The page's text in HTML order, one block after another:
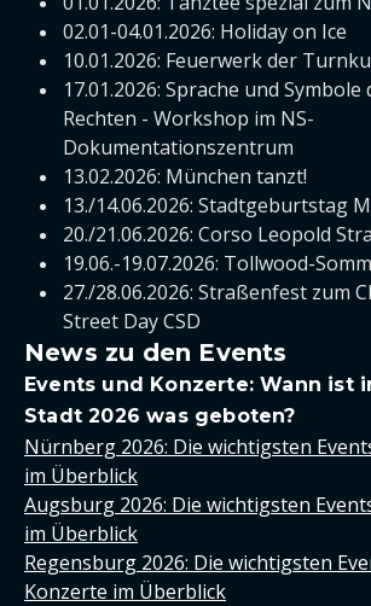
02.01-04.01.2026: Holiday on Ice
10.01.2026: Feuerwerk der
17.01.2026: Sprache und
Rechten - Workshop im NS-
Dokumentationszentrum
13.02.2026: München tanzt!
13./14.06.2026: Stadtgeburtstag
20./21.06.2026: Corso Leopold
19.06.-19.07.2026: Tollwood-
27./28.06.2026: Straßenfest zum
Street Day CSD
News zu den Events
Events und Konzerte: Wann ist
Stadt 2026 was geboten?
Nürnberg 2026: Die wichtigsten
im Überblick
Augsburg 2026: Die wichtigsten
im Überblick
Regensburg 2026: Die wichtigsten
Konzerte im Überblick